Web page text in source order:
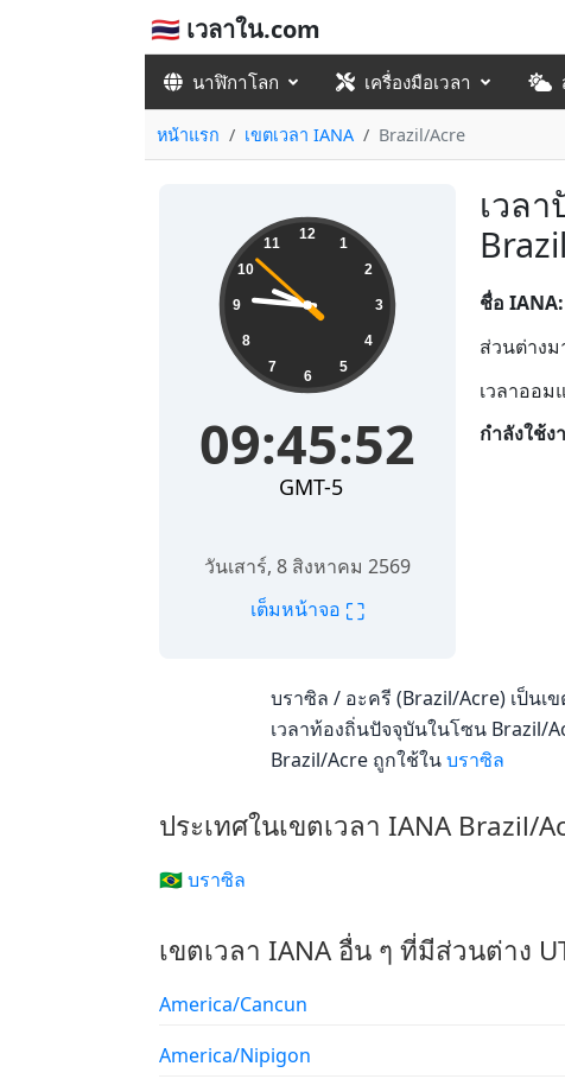
🇹🇭 เวลาใน.com
นาฬิกาโลก เครื่องมือเวลา
หน้าแรก เขตเวลา IANA Brazil/Acre
เวล
09:45:52 12
1
2
3
4
5
6
7
8
9
10
11
09:45:52
GMT-5
วันเสาร์, 8 สิงหาคม 2569
เต็มหน้าจอ ⛶
ชื่อ IANA:
ส่วนต่างม
เวลาออม
กำลังใช้ง
บราซิล / อะครี (Brazil/Acre) เป็นเ
เวลาท้องถิ่นปัจจุบันในโซน Brazil/
Brazil/Acre ถูกใช้ในบราซิล
ประเทศในเขตเวลา IANA Brazil/
🇧🇷 บราซิล
เขตเวลา IANA อื่น ๆ ที่มีส่วนต่าง
America/Cancun
America/Nipigon